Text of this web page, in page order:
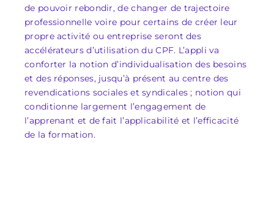
de pouvoir rebondir, de changer de trajectoire
professionnelle voire pour certains de créer leur
propre activité ou entreprise seront des
accélérateurs d’utilisation du CPF. L’appli va
conforter la notion d’individualisation des besoins
et des réponses, jusqu’à présent au centre des
revendications sociales et syndicales ; notion qui
conditionne largement l’engagement de
l’apprenant et de fait l’applicabilité et l’efficacité
de la formation.